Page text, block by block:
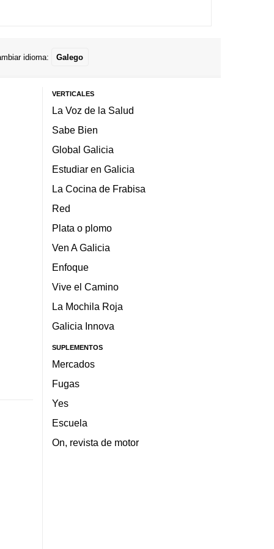
idioma: Galego
VERTICALES
La Voz de la Salud
Sabe Bien
Global Galicia
Estudiar en Galicia
La Cocina de Frabisa
Red
Plata o plomo
Ven A Galicia
Enfoque
Vive el Camino
La Mochila Roja
Galicia Innova
SUPLEMENTOS
Mercados
Fugas
Yes
Escuela
On, revista de motor